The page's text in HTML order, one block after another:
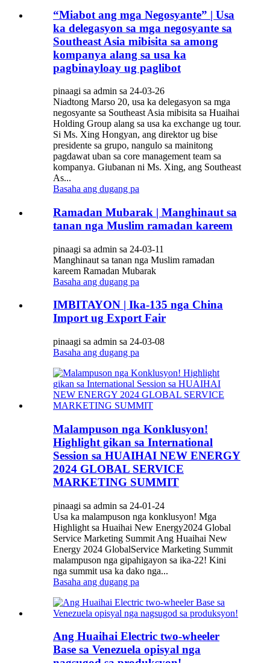
“Miabot ang mga Negosyante” | Usa
ka delegasyon sa mga negosyante sa
Southeast Asia mibisita sa among
kompanya alang sa usa ka
pagbinayloay ug paglibot
pinaagi sa admin sa 24-03-26
Niadtong Marso 20, usa ka delegasyon sa mga
negosyante sa Southeast Asia mibisita sa Huaihai
Holding Group alang sa usa ka exchange ug tour.
Si Ms. Xing Hongyan, ang direktor ug bise
presidente sa grupo, nangulo sa mainitong
pagdawat uban sa core management team sa
kompanya. Giubanan ni Ms. Xing, ang Southeast
As...
Basaha ang dugang pa
Ramadan Mubarak | Manghinaut sa
tanan nga Muslim ramadan kareem
pinaagi sa admin sa 24-03-11
Manghinaut sa tanan nga Muslim ramadan
kareem Ramadan Mubarak
Basaha ang dugang pa
IMBITAYON | Ika-135 nga China
Import ug Export Fair
pinaagi sa admin sa 24-03-08
Basaha ang dugang pa
Malampuson nga Konklusyon!
Highlight gikan sa International
Session sa HUAIHAI NEW ENERGY
2024 GLOBAL SERVICE
MARKETING SUMMIT
pinaagi sa admin sa 24-01-24
Usa ka malampuson nga konklusyon! Mga
Highlight sa Huaihai New Energy2024 Global
Service Marketing Summit Ang Huaihai New
Energy 2024 GlobalService Marketing Summit
malampuson nga gipahigayon sa ika-22! Kini
nga summit usa ka dako nga...
Basaha ang dugang pa
Ang Huaihai Electric two-wheeler
Base sa Venezuela opisyal nga